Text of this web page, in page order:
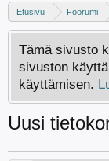
Etusivu Foorumi
Tämä sivusto
sivuston
käyttämisen.
Uusi